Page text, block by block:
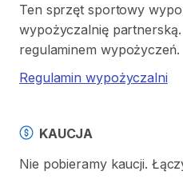
Ten sprzęt sportowy
wypożyczalnię partnerską.
regulaminem wypożyczeń.
Regulamin wypożyczalni
KAUCJA
Nie pobieramy kaucji.